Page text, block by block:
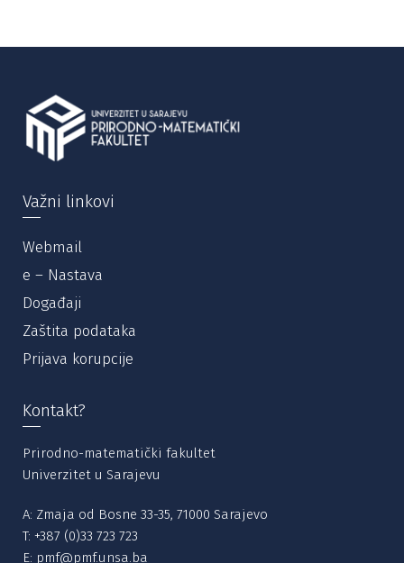
Važni linkovi
Webmail
e – Nastava
Događaji
Zaštita podataka
Prijava korupcije
Kontakt?
Prirodno-matematički fakultet
Univerzitet u Sarajevu
A: Zmaja od Bosne 33-35, 71000 Sarajevo
T: +387 (0)33 723 723
E: pmf@pmf.unsa.ba